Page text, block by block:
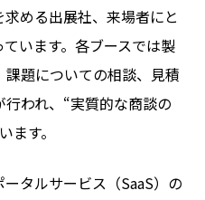
める出展社、来場者にと
います。各ブースでは製
題についての相談、見積
われ、“実質的な商談の
ます。
タルサービス（SaaS）の